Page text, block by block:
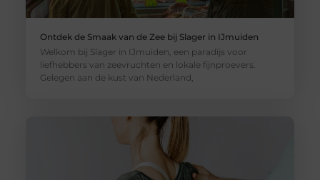
Ontdek de Smaak van de Zee bij Slager in IJmuiden
Welkom bij Slager in IJmuiden, een paradijs voor
liefhebbers van zeevruchten en lokale fijnproevers.
Gelegen aan de kust van Nederland,